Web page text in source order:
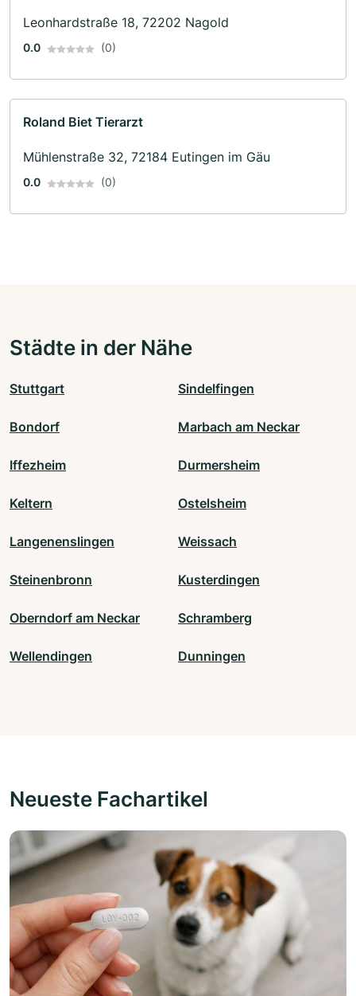
Leonhardstraße 18, 72202 Nagold
0.0 (0)
Roland Biet Tierarzt
Mühlenstraße 32, 72184 Eutingen im Gäu
0.0 (0)
Städte in der Nähe
Stuttgart Sindelfingen
Bondorf Marbach am Neckar
Iffezheim Durmersheim
Keltern Ostelsheim
Langenenslingen Weissach
Steinenbronn Kusterdingen
Oberndorf am Neckar Schramberg
Wellendingen Dunningen
Neueste Fachartikel